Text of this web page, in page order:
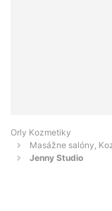
Orly Kozmetiky
Masážne salóny,
Jenny Studio